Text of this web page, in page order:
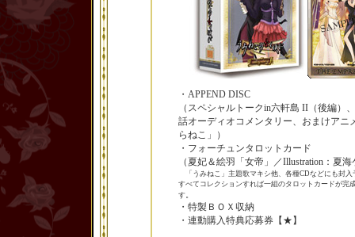
・APPEND DISC
（スペシャルトークin六軒島 II（後編）
話オーディオコメンタリー、おまけアニ
らねこ」）
・フォーチュンタロットカード
（夏妃＆絵羽「女帝」／Illustration：夏
「うみねこ」主題歌マキシ他、各種CDなどにも封入
すべてコレクションすれば一組のタロットカードが完
す
・特製ＢＯＸ収納
・連動購入特典応募券【★】